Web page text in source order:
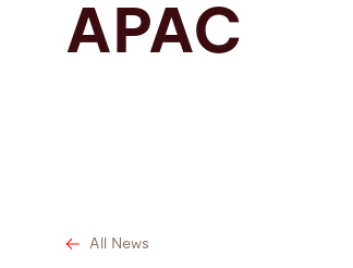
Tìm kiếm
APAC
All News